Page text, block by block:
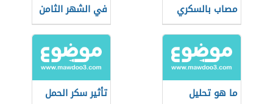
مصاب بالسكري
في الشهر الثامن
ما هو تحليل
تأثير سكر الحمل